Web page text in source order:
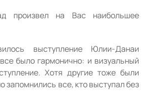
произвел на Вас наибольшее
выступление Юлии-Данаи
было гармонично: и визуальный
Хотя другие тоже были
запомнились все, кто выступал без